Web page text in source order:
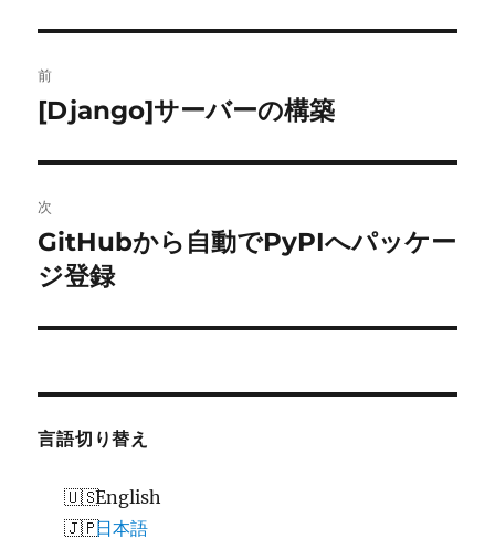
稿
ビ
ゲ
ー
シ
ン
前
前
投
稿:
[Django]サーバーの構築
次
次
の
稿:
GitHubから自動でPyPIへパッケー
ジ登録
言語切り替え
English
日本語